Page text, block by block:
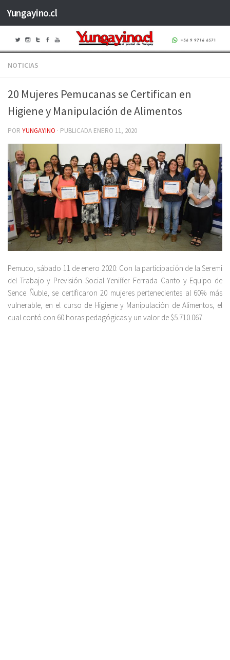
Saltar al contenido
Yungayino.cl
NOTICIAS
20 Mujeres Pemucanas se Certifican en
Higiene y Manipulación de Alimentos
POR YUNGAYINO · PUBLICADA ENERO 11, 2020
Pemuco, sábado 11 de enero 2020: Con la participación de la Seremi
del Trabajo y Previsión Social Yeniffer Ferrada Canto y Equipo de
Sence Ñuble, se certificaron 20 mujeres pertenecientes al 60% más
vulnerable, en el curso de Higiene y Manipulación de Alimentos, el
cual contó con 60 horas pedagógicas y un valor de $5.710.067.